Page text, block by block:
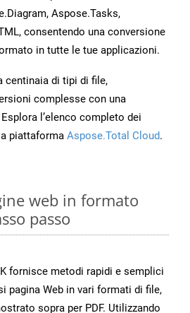
Aspose.Tasks,
consentendo una conversione
in tutte le tue applicazioni.
centinaia di tipi di file,
complesse con una
l’elenco completo dei
piattaforma Aspose.Total Cloud.
web in formato
passo
fornisce metodi rapidi e semplici
pagina Web in vari formati di file,
sopra per PDF. Utilizzando